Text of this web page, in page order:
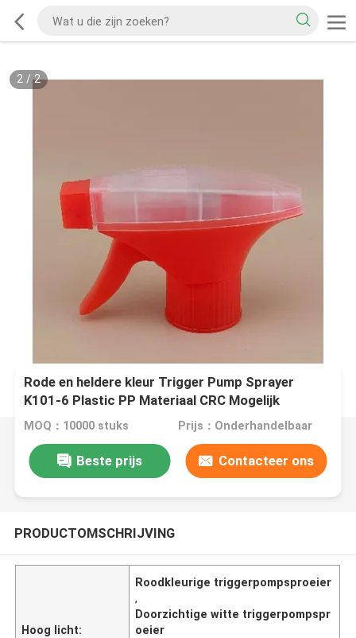
2/2
Rode en heldere kleur Trigger Pump Sprayer
K101-6 Plastic PP Materiaal CRC Mogelijk
MOQ：10000 stuks Prijs：Onderhandelbaar
Beste prijs Contacteer ons
PRODUCTOMSCHRIJVING
Hoog licht:
Roodkleurige triggerpompsproeier
,
Doorzichtige witte triggerpompspr
oeier